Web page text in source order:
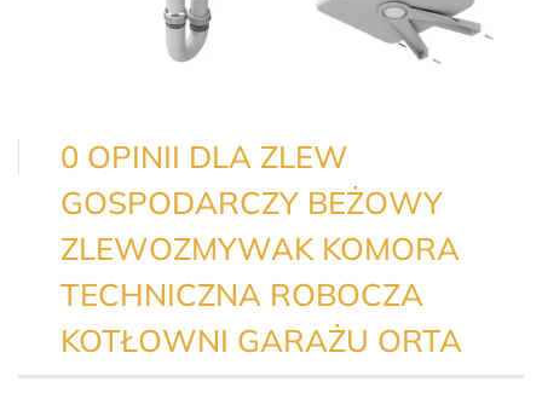
0 OPINII DLA ZLEW
GOSPODARCZY BEŻOWY
ZLEWOZMYWAK KOMORA
TECHNICZNA ROBOCZA
KOTŁOWNI GARAŻU ORTA